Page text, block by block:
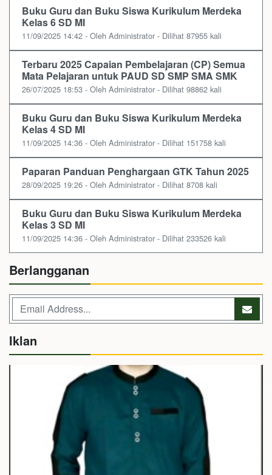
Buku Guru dan Buku Siswa Kurikulum Merdeka
Kelas 6 SD MI
11/09/2025 14:42 - Oleh Administrator - Dilihat 87955 kali
Terbaru 2025 Capaian Pembelajaran (CP) Semua
Mata Pelajaran untuk PAUD SD SMP SMA SMK
26/07/2025 18:53 - Oleh Administrator - Dilihat 98862 kali
Buku Guru dan Buku Siswa Kurikulum Merdeka
Kelas 4 SD MI
11/09/2025 14:36 - Oleh Administrator - Dilihat 151758 kali
Paparan Panduan Penghargaan GTK Tahun 2025
28/09/2025 19:26 - Oleh Administrator - Dilihat 8708 kali
Buku Guru dan Buku Siswa Kurikulum Merdeka
Kelas 3 SD MI
11/09/2025 14:36 - Oleh Administrator - Dilihat 233526 kali
Berlangganan
Iklan